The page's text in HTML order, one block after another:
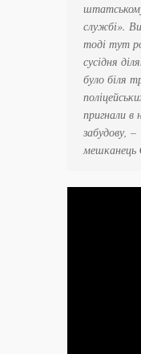
службі».
тоді тут
сусідня
було біля
пригнали в
забудову, –
мешканець